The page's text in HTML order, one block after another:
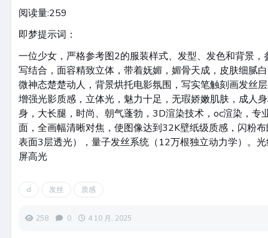
阅读量:259
即梦提示词：
一位少女，严格参考图2的服装样式、发型、发色和背景
写结合，面容精致立体，带着妩媚，媚骨天成，皮肤细腻
微神态楚楚动人，背景烘托电影氛围，写实笔触刻画发丝
增强光影质感，立体光，魅力十足，无瑕娇嫩肌肤，成人
身，大长腿，时尚、朝气蓬勃，3D渲染技术，oc渲染，专
面，全画幅清晰对焦，使图像达到32K壁纸级质感，闪粉
表面3层透光），量子发丝系统（12万根独立动力学）。
屏高光
d 发丝 质感
258 0 4 10 月, 2025